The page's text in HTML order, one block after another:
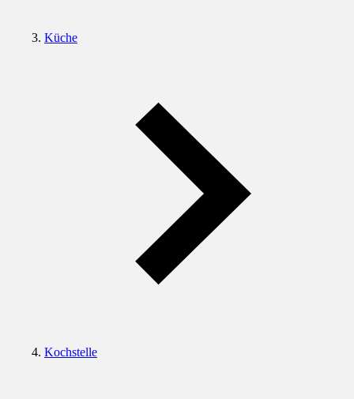
Küche
Kochstelle